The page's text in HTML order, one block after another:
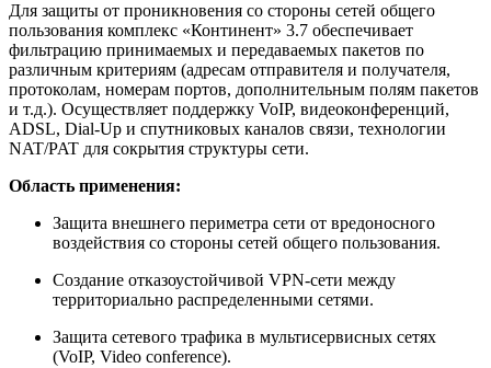
Для защиты от проникновения со стороны сетей общего
пользования комплекс «Континент» 3.7 обеспечивает
фильтрацию принимаемых и передаваемых пакетов по
различным критериям (адресам отправителя и получателя,
протоколам, номерам портов, дополнительным полям пакетов
и т.д.). Осуществляет поддержку VoIP, видеоконференций,
ADSL, Dial-Up и спутниковых каналов связи, технологии
NAT/PAT для сокрытия структуры сети.
Область применения:
Защита внешнего периметра сети от вредоносного
воздействия со стороны сетей общего пользования.
Создание отказоустойчивой VPN-сети между
территориально распределенными сетями.
Защита сетевого трафика в мультисервисных сетях
(VoIP, Video conference).